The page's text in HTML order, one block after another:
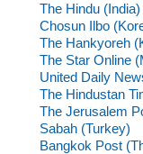
The Hindu (India)
Chosun Ilbo
The Hankyoreh
The Star Online
United Daily
The Hindustan
The Jerusalem
Sabah (Turkey)
Bangkok Post